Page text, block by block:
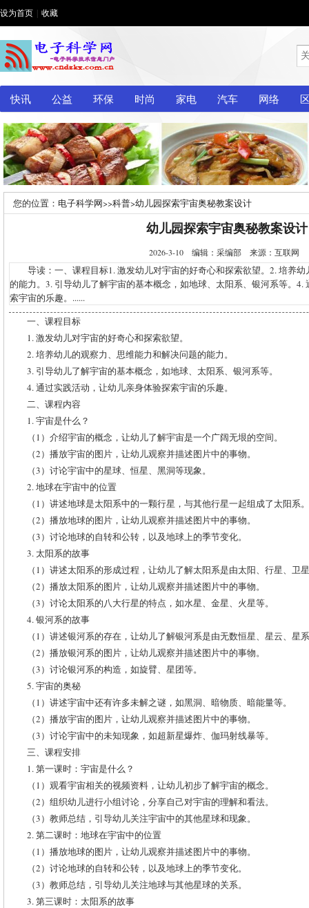
设为首页 收藏
快讯 公益 环保 时尚 家电 汽车 网络
您的位置： 电子科学网>>科普>幼儿园探索宇宙奥秘教案设计
幼儿园探索宇宙奥秘教案设计
2026-3-10 编辑：采编部 来源：互联网
导读：一、课程目标1. 激发幼儿对宇宙的好奇心和探索欲望。2. 培养幼
的能力。3. 引导幼儿了解宇宙的基本概念，如地球、太阳系、银河系等。
索宇宙的乐趣。......
一、课程目标
1. 激发幼儿对宇宙的好奇心和探索欲望。
2. 培养幼儿的观察力、思维能力和解决问题的能力。
3. 引导幼儿了解宇宙的基本概念，如地球、太阳系、银河系等。
4. 通过实践活动，让幼儿亲身体验探索宇宙的乐趣。
二、课程内容
1. 宇宙是什么？
（1）介绍宇宙的概念，让幼儿了解宇宙是一个广阔无垠的空间。
（2）播放宇宙的图片，让幼儿观察并描述图片中的事物。
（3）讨论宇宙中的星球、恒星、黑洞等现象。
2. 地球在宇宙中的位置
（1）讲述地球是太阳系中的一颗行星，与其他行星一起组成了太阳系。
（2）播放地球的图片，让幼儿观察并描述图片中的事物。
（3）讨论地球的自转和公转，以及地球上的季节变化。
3. 太阳系的故事
（1）讲述太阳系的形成过程，让幼儿了解太阳系是由太阳、行星、卫
（2）播放太阳系的图片，让幼儿观察并描述图片中的事物。
（3）讨论太阳系的八大行星的特点，如水星、金星、火星等。
4. 银河系的故事
（1）讲述银河系的存在，让幼儿了解银河系是由无数恒星、星云、星
（2）播放银河系的图片，让幼儿观察并描述图片中的事物。
（3）讨论银河系的构造，如旋臂、星团等。
5. 宇宙的奥秘
（1）讲述宇宙中还有许多未解之谜，如黑洞、暗物质、暗能量等。
（2）播放宇宙的图片，让幼儿观察并描述图片中的事物。
（3）讨论宇宙中的未知现象，如超新星爆炸、伽玛射线暴等。
三、课程安排
1. 第一课时：宇宙是什么？
（1）观看宇宙相关的视频资料，让幼儿初步了解宇宙的概念。
（2）组织幼儿进行小组讨论，分享自己对宇宙的理解和看法。
（3）教师总结，引导幼儿关注宇宙中的其他星球和现象。
2. 第二课时：地球在宇宙中的位置
（1）播放地球的图片，让幼儿观察并描述图片中的事物。
（2）讨论地球的自转和公转，以及地球上的季节变化。
（3）教师总结，引导幼儿关注地球与其他星球的关系。
3. 第三课时：太阳系的故事